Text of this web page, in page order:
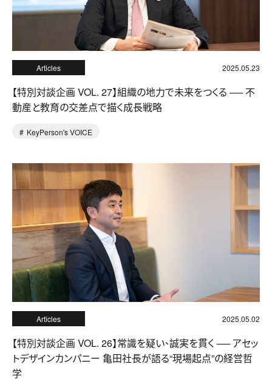
Articles 2025.05.23
【特別対談企画 VOL. 27】組織の地力で未来をつくる ── 不
動産と教育の交差点で描く成長戦略
KeyPerson's VOICE
Articles 2025.05.02
【特別対談企画 VOL. 26】常識を疑い、誠実を貫く ── アセッ
トデザインカンパニー 亀田社長が語る“現場起点”の経営哲
学